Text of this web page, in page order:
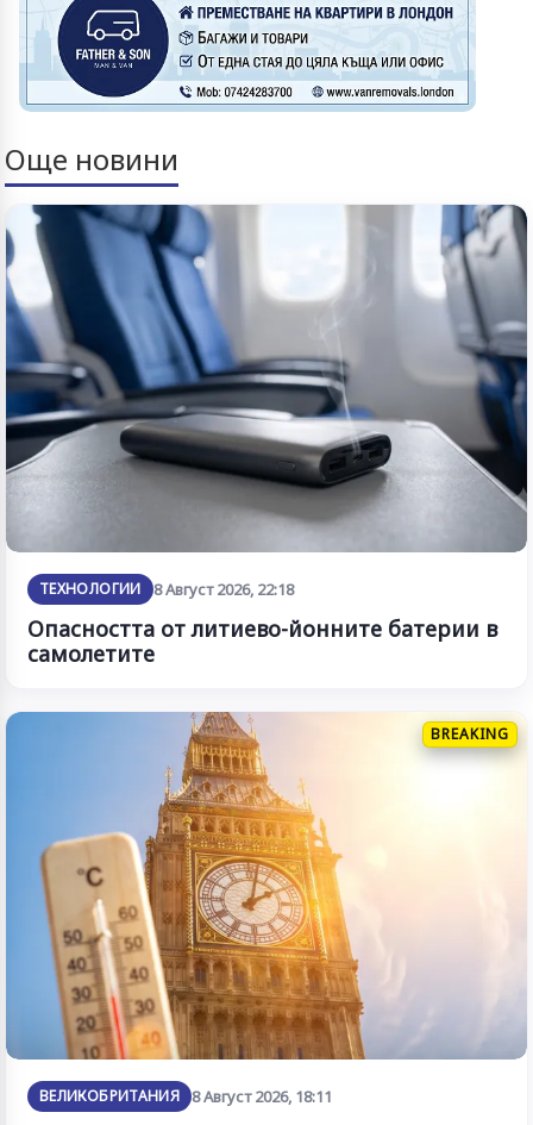
Още новини
ТЕХНОЛОГИИ 8 Август 2026, 22:18
Опасността от литиево-йонните батерии в
самолетите
BREAKING
ВЕЛИКОБРИТАНИЯ 8 Август 2026, 18:11